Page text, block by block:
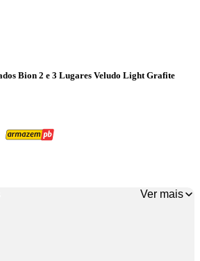
Bion 2 e 3 Lugares Veludo Light Grafite
Ver mais